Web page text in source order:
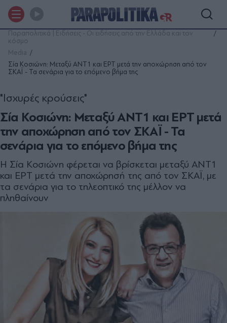
Παραπολιτικά | Ειδήσεις - Οι ειδήσεις από την Ελλάδα και τον
κόσμο
Media
Σία Κοσιώνη: Μεταξύ ΑΝΤ1 και ΕΡΤ μετά την αποχώρηση από τον
ΣΚΑΪ - Τα σενάρια για το επόμενο βήμα της
Σία Κοσιώνη: Μεταξύ ΑΝΤ1 και ΕΡΤ μετά
την αποχώρηση από τον ΣΚΑΪ - Τα
σενάρια για το επόμενο βήμα της
"Ισχυρές κρούσεις"
Η Σία Κοσιώνη φέρεται να βρίσκεται μεταξύ ΑΝΤ1
και ΕΡΤ μετά την αποχώρησή της από τον ΣΚΑΪ, με
τα σενάρια για το τηλεοπτικό της μέλλον να
πληθαίνουν